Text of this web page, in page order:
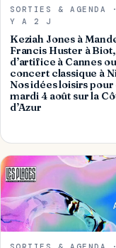
SORTIES & AGENDA
Y A 2 J
Keziah Jones à
Francis Huster à
d’artifice à Cannes ou
concert classique à
Nos idées loisirs pour
mardi 4 août sur la
d’Azur